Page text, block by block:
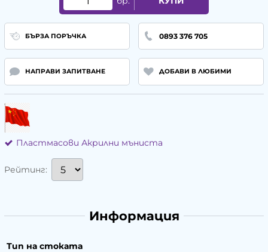
БЪРЗА ПОРЪЧКА 0893 376 705
НАПРАВИ ЗАПИТВАНЕ ДОБАВИ В ЛЮБИМИ
Пластмасови Акрилни мъниста
Рейтинг:
Информация
Тип на стоката